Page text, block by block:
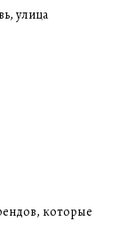
улица
которые